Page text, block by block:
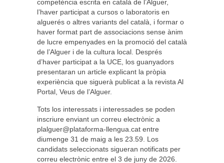
competència escrita en català de l’Alguer,
l’haver participat a cursos o laboratoris en
alguerés o altres variants del català, i formar o
haver format part de associacions sense ànim
de lucre empenyades en la promoció del català
de l’Alguer i de la cultura local. Després
d’haver participat a la UCE, los guanyadors
presentaran un article explicant la pròpia
experiència que siguerà publicat a la revista Al
Portal, Veus de l’Alguer.
Tots los interessats i interessades se poden
inscriure enviant un correu electrònic a
plalguer@plataforma-llengua.cat entre
diumenge 31 de maig a les 23.59. Los
candidats seleccionats sigueran notificats per
correu electrònic entre el 3 de juny de 2026.